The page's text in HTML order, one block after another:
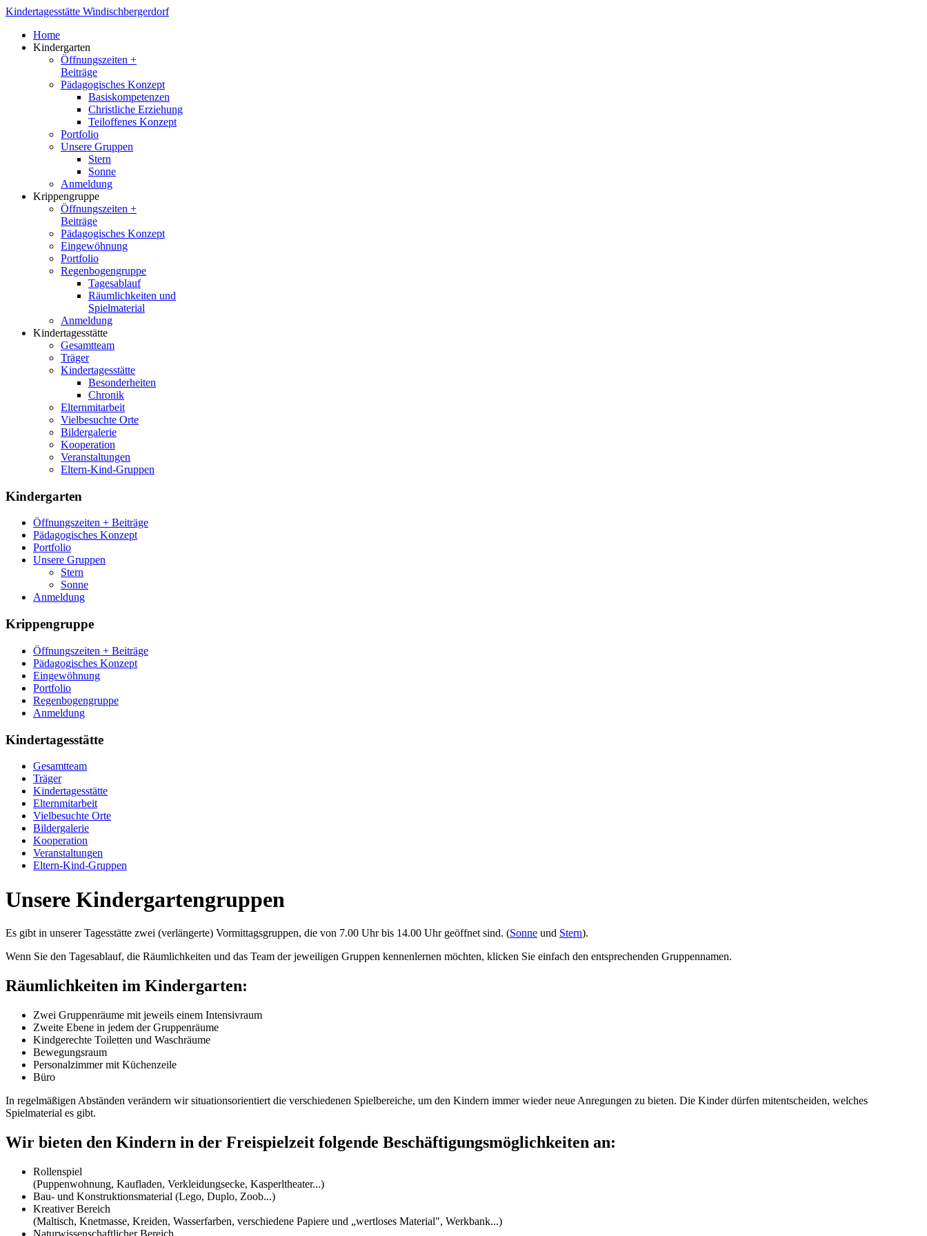
Kindertagesstätte Windischbergerdorf
Home
Kindergarten
Öffnungszeiten +
Beiträge
Pädagogisches Konzept
Basiskompetenzen
Christliche Erziehung
Teiloffenes Konzept
Portfolio
Unsere Gruppen
Stern
Sonne
Anmeldung
Krippengruppe
Öffnungszeiten +
Beiträge
Pädagogisches Konzept
Eingewöhnung
Portfolio
Regenbogengruppe
Tagesablauf
Räumlichkeiten und
Spielmaterial
Anmeldung
Kindertagesstätte
Gesamtteam
Träger
Kindertagesstätte
Besonderheiten
Chronik
Elternmitarbeit
Vielbesuchte Orte
Bildergalerie
Kooperation
Veranstaltungen
Eltern-Kind-Gruppen
Kindergarten
Öffnungszeiten + Beiträge
Pädagogisches Konzept
Portfolio
Unsere Gruppen
Stern
Sonne
Anmeldung
Krippengruppe
Öffnungszeiten + Beiträge
Pädagogisches Konzept
Eingewöhnung
Portfolio
Regenbogengruppe
Anmeldung
Kindertagesstätte
Gesamtteam
Träger
Kindertagesstätte
Elternmitarbeit
Vielbesuchte Orte
Bildergalerie
Kooperation
Veranstaltungen
Eltern-Kind-Gruppen
Unsere Kindergartengruppen
Es gibt in unserer Tagesstätte zwei (verlängerte) Vormittagsgruppen, die von 7.00 Uhr bis 14.00 Uhr geöffnet sind. (Sonne und Stern).
Wenn Sie den Tagesablauf, die Räumlichkeiten und das Team der jeweiligen Gruppen kennenlernen möchten, klicken Sie einfach den entsprechenden Gruppennamen.
Räumlichkeiten im Kindergarten:
Zwei Gruppenräume mit jeweils einem Intensivraum
Zweite Ebene in jedem der Gruppenräume
Kindgerechte Toiletten und Waschräume
Bewegungsraum
Personalzimmer mit Küchenzeile
Büro
In regelmäßigen Abständen verändern wir situationsorientiert die verschiedenen Spielbereiche, um den Kindern immer wieder neue Anregungen zu bieten. Die Kinder dürfen mitentscheiden, welches
Spielmaterial es gibt.
Wir bieten den Kindern in der Freispielzeit folgende Beschäftigungsmöglichkeiten an:
Rollenspiel
(Puppenwohnung, Kaufladen, Verkleidungsecke, Kasperltheater...)
Bau- und Konstruktionsmaterial (Lego, Duplo, Zoob...)
Kreativer Bereich
(Maltisch, Knetmasse, Kreiden, Wasserfarben, verschiedene Papiere und „wertloses Material", Werkbank...)
Naturwissenschaftlicher Bereich